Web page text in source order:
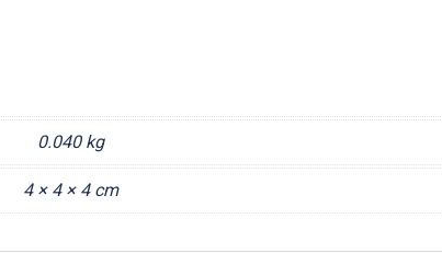
0.040 kg
4 × 4 × 4 cm